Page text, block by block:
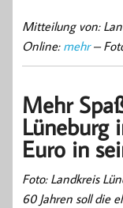
Mitteilung von:
Online: mehr–
Mehr
Lüneburg
Euro in
Foto: Landkreis
60 Jahren soll die